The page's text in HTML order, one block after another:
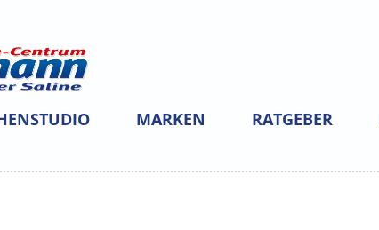
MARKEN RATGEBER